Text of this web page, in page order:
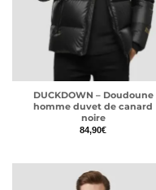
DUCKDOWN – Doudoune
homme duvet de canard
noire
84,90€